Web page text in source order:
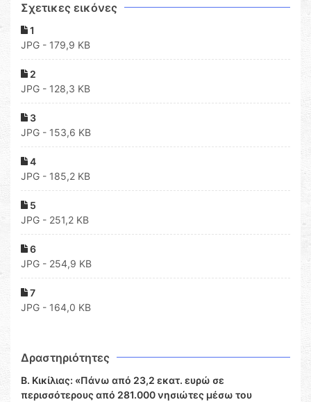
Σχετικες εικόνες
1
JPG - 179,9 KB
2
JPG - 128,3 KB
3
JPG - 153,6 KB
4
JPG - 185,2 KB
5
JPG - 251,2 KB
6
JPG - 254,9 KB
7
JPG - 164,0 KB
Δραστηριότητες
Β. Κικίλιας: «Πάνω από 23,2 εκατ. ευρώ σε
περισσότερους από 281.000 νησιώτες μέσω του